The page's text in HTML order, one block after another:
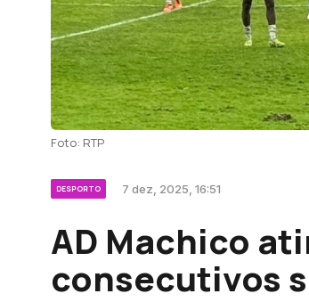
Foto: RTP
DESPORTO 7 dez, 2025, 16:51
AD Machico
consecutivos